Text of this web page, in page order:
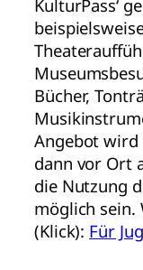
KulturPass‘
Bücher,
Angebot wird
dann vor Ort
die Nutzung
möglich sein.
(Klick): Für